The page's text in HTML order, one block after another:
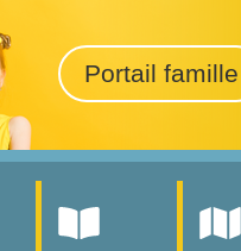
Portail famille